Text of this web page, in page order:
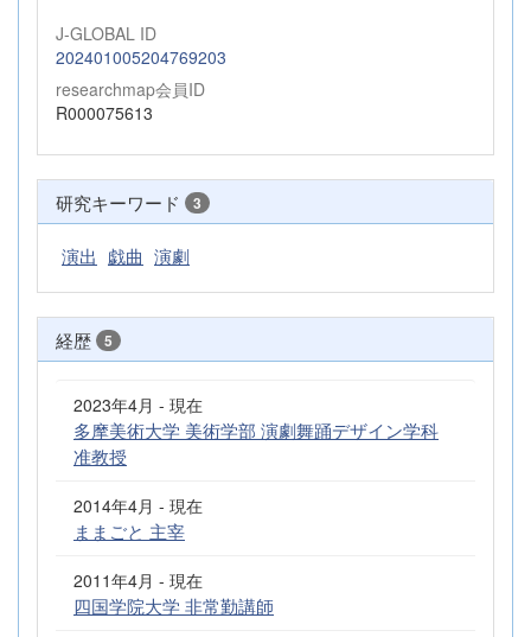
J-GLOBAL ID
202401005204769203
researchmap会員ID
R000075613
研究キーワード 3
演出 戯曲 演劇
経歴 5
2023年4月 - 現在
多摩美術大学 美術学部 演劇舞踊デザイン学科
准教授
2014年4月 - 現在
ままごと 主宰
2011年4月 - 現在
四国学院大学 非常勤講師